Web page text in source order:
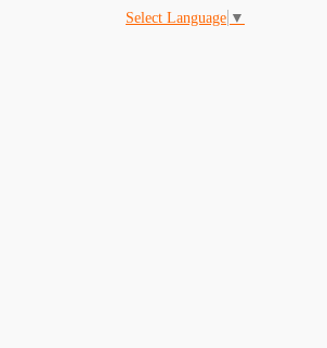
Select Language ▼